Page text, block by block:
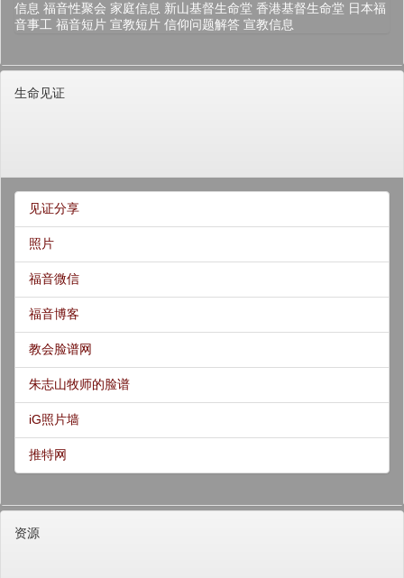
信息 福音性聚会 家庭信息 新山基督生命堂 香港基督生命堂 日本福
音事工 福音短片 宣教短片 信仰问题解答 宣教信息
生命见证
见证分享
照片
福音微信
福音博客
教会脸谱网
朱志山牧师的脸谱
iG照片墙
推特网
资源